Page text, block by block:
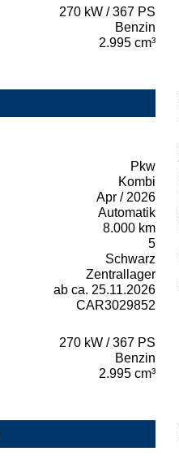
270 kW / 367 PS
Benzin
2.995 cm³
Pkw
Kombi
Apr / 2026
Automatik
8.000 km
5
Schwarz
Zentrallager
ab ca. 25.11.2026
CAR3029852
270 kW / 367 PS
Benzin
2.995 cm³